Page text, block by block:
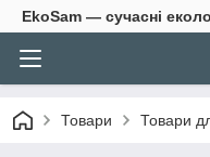
EkoSam — сучасні
Товари Товари